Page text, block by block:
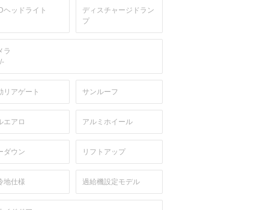
ヘッドライト
ディスチャージドラン
プ
ラ
リアゲート サンルーフ
エアロ アルミホイール
ダウン リフトアップ
地仕様 過給機設定モデル